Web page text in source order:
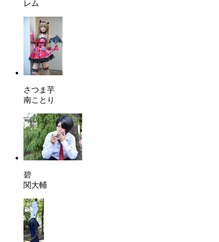
レム
さつま芋
南ことり
碧
関大輔